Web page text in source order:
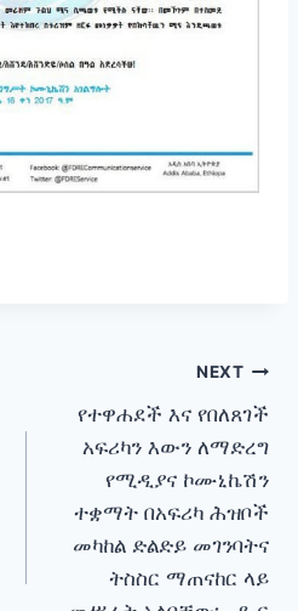
NEXT
የተዋሐደች እና የበለጸገች
አፍሪካን እውን ለማድረግ
የሚዲያና ኮሙኒኬሽን
ተቋማት በአፍሪካ ሕዝቦች
መካከል ድልድይ መገንባትና
ትስስር ማጠናከር ላይ